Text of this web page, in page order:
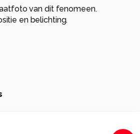
van dit fenomeen.
en belichting.